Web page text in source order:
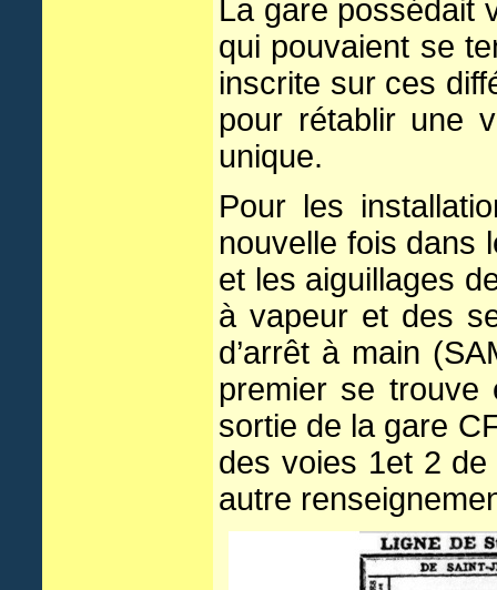
La gare possédait
qui pouvaient se
inscrite sur ces
pour rétablir une
unique.
Pour les
nouvelle fois dans
et les aiguillages
à vapeur et des
d’arrêt à main
premier se
sortie de la gare
des voies 1et 2 de
autre